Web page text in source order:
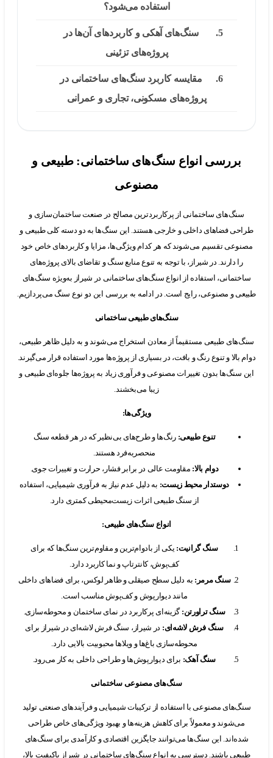
استفاده می‌شود؟
سنگ‌های آهکی و کاربردهای آن‌ها در
پروژه‌های تزئینی
مقایسه کاربرد سنگ‌های ساختمانی در
پروژه‌های مسکونی، تجاری و عمرانی
بررسی انواع سنگ‌های ساختمانی: طبیعی و
مصنوعی
ساختمانی از پرکاربردترین مصالح در صنعت ساختمان‌سازی و
فضاهای داخلی و خارجی هستند. این سنگ‌ها به دو دسته کلی طبیعی و
تقسیم می‌شوند که هر کدام ویژگی‌ها، مزایا و کاربردهای خاص خود
دارند. در شیراز، با توجه به تنوع منابع سنگ و تقاضای بالای پروژه‌های
استفاده از انواع سنگ‌های ساختمانی در شیراز به‌ویژه سنگ‌های
و مصنوعی، رایج است. در ادامه به بررسی این دو نوع سنگ می‌پردازیم.
سنگ‌های طبیعی ساختمانی
طبیعی مستقیماً از معادن استخراج می‌شوند و به دلیل ظاهر طبیعی،
و تنوع رنگ و بافت، در بسیاری از پروژه‌ها مورد استفاده قرار می‌گیرند.
بدون تغییرات مصنوعی و فرآوری زیاد به پروژه‌ها جلوه‌ای طبیعی و
زیبا می‌بخشند.
تنوع طبیعی:رنگ‌ها و طرح‌های بی‌نظیر که در هر قطعه سنگ
منحصر‌به‌فرد هستند.
دوام بالا
مقاومت عالی در برابر فشار، حرارت و تغییرات جوی.
دوستدار محیط زیست:به دلیل عدم نیاز به فرآوری شیمیایی، استفاده
از سنگ طبیعی اثرات زیست‌محیطی کمتری دارد.
انواع سنگ‌های طبیعی:
سنگ گرانیت:یکی از بادوام‌ترین و مقاوم‌ترین سنگ‌ها که برای
کف‌پوش، کانترتاپ و نما کاربرد دارد.
سنگ مرمر:به دلیل سطح صیقلی و ظاهر لوکس، برای فضاهای داخلی
مانند دیوارپوش و کف‌پوش مناسب است.
سنگ تراورتن:گزینه‌ای پرکاربرد در نمای ساختمان و محوطه‌سازی.
سنگ فرش لاشه‌ای:در شیراز، سنگ فرش لاشه‌ای در شیراز برای
محوطه‌سازی باغ‌ها و ویلاها محبوبیت بالایی دارد.
سنگ آهک
:برای دیوارپوش‌ها و طراحی داخلی به کار می‌رود.
سنگ‌های مصنوعی ساختمانی
مصنوعی با استفاده از ترکیبات شیمیایی و فرآیندهای صنعتی تولید
و معمولاً برای کاهش هزینه‌ها و بهبود ویژگی‌های خاص طراحی
این سنگ‌ها می‌توانند جایگزین اقتصادی و کارآمدی برای سنگ‌های
باشند. دسترسی به انواع سنگ‌های ساختمانی در شیراز باکیفیت بالا،